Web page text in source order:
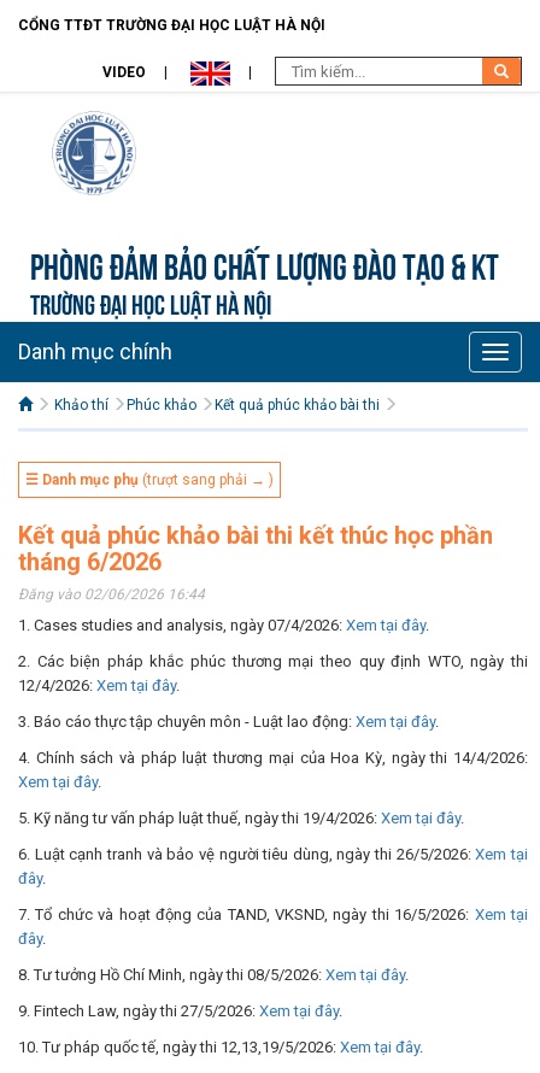
CỔNG TTĐT TRƯỜNG ĐẠI HỌC LUẬT HÀ NỘI
VIDEO
Phòng Đảm bảo chất lượng đào tạo & KT
TRƯỜNG ĐẠI HỌC LUẬT HÀ NỘI
Toggle
Danh mục chính
Khảo thí Phúc khảo Kết quả phúc khảo bài thi
☰ Danh mục phụ (trượt sang phải → )
Kết quả phúc khảo bài thi kết thúc học phần
tháng 6/2026
Đăng vào 02/06/2026 16:44
1. Cases studies and analysis, ngày 07/4/2026: Xem tại đây.
2. Các biện pháp khắc phúc thương mại theo quy định WTO, ngày thi
12/4/2026: Xem tại đây.
3. Báo cáo thực tập chuyên môn - Luật lao động: Xem tại đây.
4. Chính sách và pháp luật thương mại của Hoa Kỳ, ngày thi 14/4/2026:
Xem tại đây.
5. Kỹ năng tư vấn pháp luật thuế, ngày thi 19/4/2026: Xem tại đây.
6. Luật cạnh tranh và bảo vệ người tiêu dùng, ngày thi 26/5/2026:Xem tại
đây.
7. Tổ chức và hoạt động của TAND, VKSND, ngày thi 16/5/2026: Xem tại
đây.
8. Tư tưởng Hồ Chí Minh, ngày thi 08/5/2026: Xem tại đây.
9. Fintech Law, ngày thi 27/5/2026: Xem tại đây.
10. Tư pháp quốc tế, ngày thi 12,13,19/5/2026: Xem tại đây.